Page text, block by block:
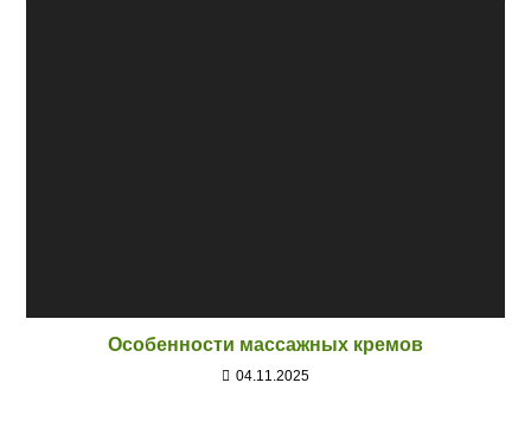
Особенности массажных кремов
04.11.2025